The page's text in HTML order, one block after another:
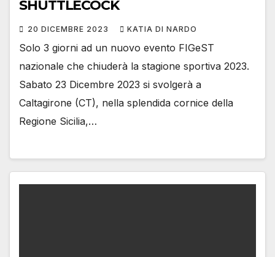
SHUTTLECOCK
20 DICEMBRE 2023 KATIA DI NARDO
Solo 3 giorni ad un nuovo evento FIGeST
nazionale che chiuderà la stagione sportiva 2023.
Sabato 23 Dicembre 2023 si svolgerà a
Caltagirone (CT), nella splendida cornice della
Regione Sicilia,…